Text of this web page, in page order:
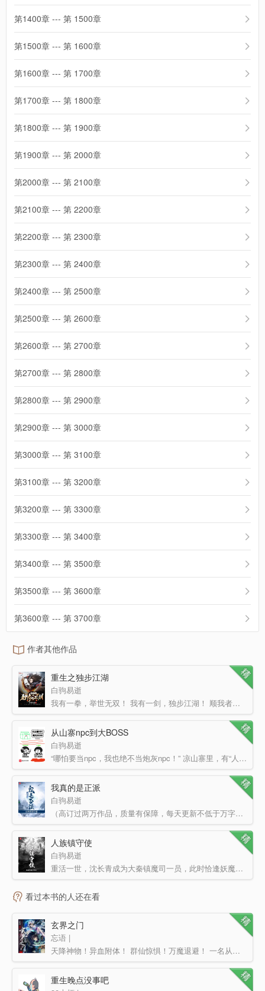
第1400章 --- 第 1500章
第1500章 --- 第 1600章
第1600章 --- 第 1700章
第1700章 --- 第 1800章
第1800章 --- 第 1900章
第1900章 --- 第 2000章
第2000章 --- 第 2100章
第2100章 --- 第 2200章
第2200章 --- 第 2300章
第2300章 --- 第 2400章
第2400章 --- 第 2500章
第2500章 --- 第 2600章
第2600章 --- 第 2700章
第2700章 --- 第 2800章
第2800章 --- 第 2900章
第2900章 --- 第 3000章
第3000章 --- 第 3100章
第3100章 --- 第 3200章
第3200章 --- 第 3300章
第3300章 --- 第 3400章
第3400章 --- 第 3500章
第3500章 --- 第 3600章
第3600章 --- 第 3700章
作者其他作品
重生之独步江湖
白驹易逝
我有一拳，举世无双！ 我有一剑，独步江湖！ 顺我者昌，逆我者亡！ 可全订，扣扣群号：568831329
从山寨npc到大BOSS
白驹易逝
“哪怕要当npc，我也绝不当炮灰npc！” 凉山寨里，有“人”默默立下了一个flag。 —— 我叫秦书剑…
我真的是正派
白驹易逝
（高订过两万作品，质量有保障，每天更新不低于万字！） 我叫秦书剑。 皇皇三十载，书剑两无成。…
人族镇守使
白驹易逝
重活一世，沈长青成为大秦镇魔司一员，此时恰逢妖魔乱世，诡怪猖獗—— 斩杀幽级诡怪，十三太保横练功提…
看过本书的人还在看
玄界之门
忘语 |
天降神物！异血附体！ 群仙惊惧！万魔退避！ 一名从东洲大陆走出的少年。 一具生死相依的红…
重生晚点没事吧